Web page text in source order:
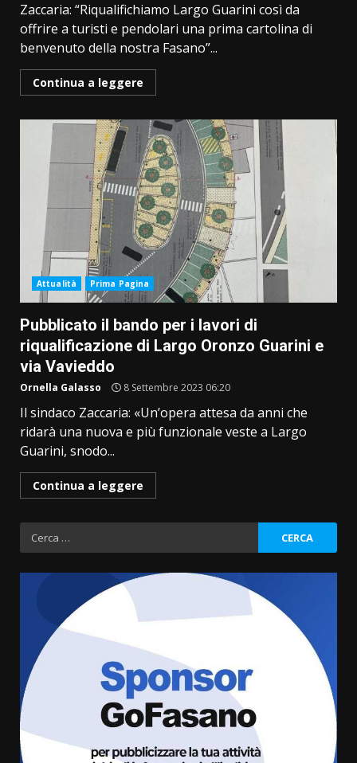
Zaccaria: “Riqualifichiamo Largo Guarini così da
offrire a turisti e pendolari una prima cartolina di
benvenuto della nostra Fasano”...
Continua a leggere
Attualità Prima Pagina
Pubblicato il bando per i lavori di
riqualificazione di Largo Oronzo Guarini e
via Vavieddo
Ornella Galasso 8 Settembre 2023 06:20
Il sindaco Zaccaria: «Un’opera attesa da anni che
ridarà una nuova e più funzionale veste a Largo
Guarini, snodo...
Continua a leggere
Ricerca
per:
Fasanese ferito a colpi di arma
da fuoco
6 Agosto 2026 18:13